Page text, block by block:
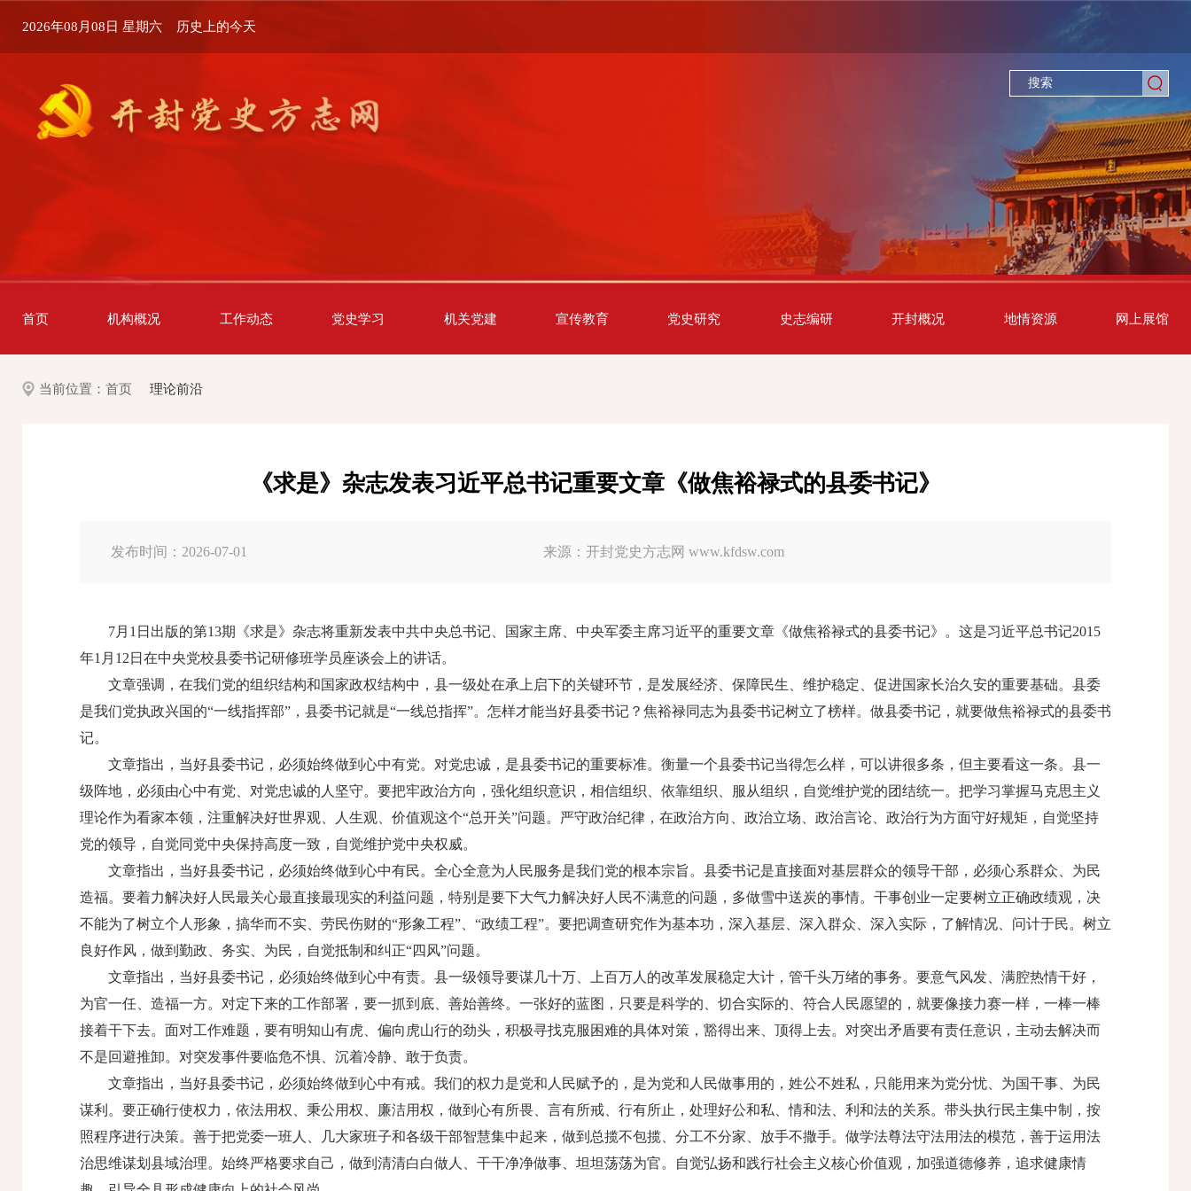
2026年08月08日 星期六 历史上的今天
首页 机构概况 工作动态 党史学习 机关党建 宣传教育 党史研究 史志编研 开封概况 地情资源 网上展馆
当前位置： 首页 理论前沿
《求是》杂志发表习近平总书记重要文章《做焦裕禄式的县委书记》
发布时间：2026-07-01 来源：开封党史方志网 www.kfdsw.com
7月1日出版的第13期《求是》杂志将重新发表中共中央总书记、国家主席、中央军委主席习近平的重要文章《做焦裕禄式的县委书记》。这是习近平总书记2015
年1月12日在中央党校县委书记研修班学员座谈会上的讲话。
文章强调，在我们党的组织结构和国家政权结构中，县一级处在承上启下的关键环节，是发展经济、保障民生、维护稳定、促进国家长治久安的重要基础。县委
是我们党执政兴国的“一线指挥部”，县委书记就是“一线总指挥”。怎样才能当好县委书记？焦裕禄同志为县委书记树立了榜样。做县委书记，就要做焦裕禄式的县委书
记。
文章指出，当好县委书记，必须始终做到心中有党。对党忠诚，是县委书记的重要标准。衡量一个县委书记当得怎么样，可以讲很多条，但主要看这一条。县一
级阵地，必须由心中有党、对党忠诚的人坚守。要把牢政治方向，强化组织意识，相信组织、依靠组织、服从组织，自觉维护党的团结统一。把学习掌握马克思主义
理论作为看家本领，注重解决好世界观、人生观、价值观这个“总开关”问题。严守政治纪律，在政治方向、政治立场、政治言论、政治行为方面守好规矩，自觉坚持
党的领导，自觉同党中央保持高度一致，自觉维护党中央权威。
文章指出，当好县委书记，必须始终做到心中有民。全心全意为人民服务是我们党的根本宗旨。县委书记是直接面对基层群众的领导干部，必须心系群众、为民
造福。要着力解决好人民最关心最直接最现实的利益问题，特别是要下大气力解决好人民不满意的问题，多做雪中送炭的事情。干事创业一定要树立正确政绩观，决
不能为了树立个人形象，搞华而不实、劳民伤财的“形象工程”、“政绩工程”。要把调查研究作为基本功，深入基层、深入群众、深入实际，了解情况、问计于民。树立
良好作风，做到勤政、务实、为民，自觉抵制和纠正“四风”问题。
文章指出，当好县委书记，必须始终做到心中有责。县一级领导要谋几十万、上百万人的改革发展稳定大计，管千头万绪的事务。要意气风发、满腔热情干好，
为官一任、造福一方。对定下来的工作部署，要一抓到底、善始善终。一张好的蓝图，只要是科学的、切合实际的、符合人民愿望的，就要像接力赛一样，一棒一棒
接着干下去。面对工作难题，要有明知山有虎、偏向虎山行的劲头，积极寻找克服困难的具体对策，豁得出来、顶得上去。对突出矛盾要有责任意识，主动去解决而
不是回避推卸。对突发事件要临危不惧、沉着冷静、敢于负责。
文章指出，当好县委书记，必须始终做到心中有戒。我们的权力是党和人民赋予的，是为党和人民做事用的，姓公不姓私，只能用来为党分忧、为国干事、为民
谋利。要正确行使权力，依法用权、秉公用权、廉洁用权，做到心有所畏、言有所戒、行有所止，处理好公和私、情和法、利和法的关系。带头执行民主集中制，按
照程序进行决策。善于把党委一班人、几大家班子和各级干部智慧集中起来，做到总揽不包揽、分工不分家、放手不撒手。做学法尊法守法用法的模范，善于运用法
治思维谋划县域治理。始终严格要求自己，做到清清白白做人、干干净净做事、坦坦荡荡为官。自觉弘扬和践行社会主义核心价值观，加强道德修养，追求健康情